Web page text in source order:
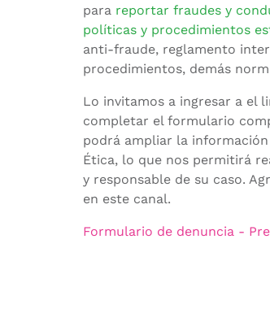
para reportar fraudes y
políticas y procedimientos
anti-fraude, reglamento
procedimientos, demás
Lo invitamos a ingresar a el
completar el formulario
podrá ampliar la
Ética, lo que nos permitirá
y responsable de su caso.
en este canal.
Formulario de denuncia -